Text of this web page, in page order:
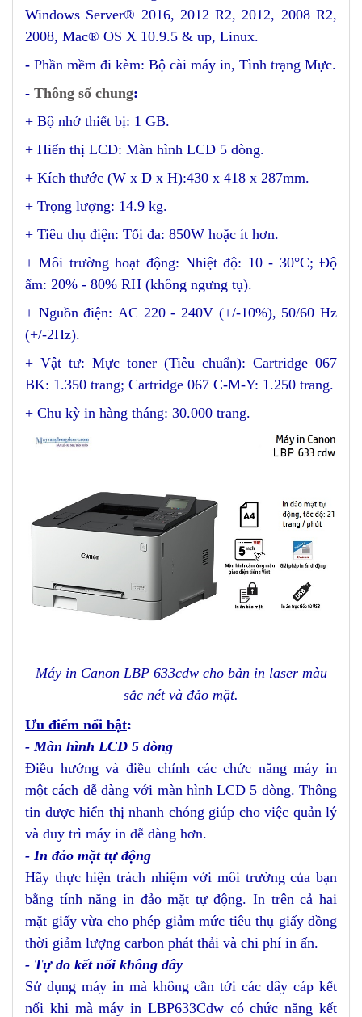
Windows Server® 2016, 2012 R2, 2012, 2008 R2,
2008, Mac® OS X 10.9.5 & up, Linux.
- Phần mềm đi kèm: Bộ cài máy in, Tình trạng Mực.
- Thông số chung:
+ Bộ nhớ thiết bị: 1 GB.
+ Hiển thị LCD: Màn hình LCD 5 dòng.
+ Kích thước (W x D x H):430 x 418 x 287mm.
+ Trọng lượng: 14.9 kg.
+ Tiêu thụ điện: Tối đa: 850W hoặc ít hơn.
+ Môi trường hoạt động: Nhiệt độ: 10 - 30°C; Độ
ẩm: 20% - 80% RH (không ngưng tụ).
+ Nguồn điện: AC 220 - 240V (+/-10%), 50/60 Hz
(+/-2Hz).
+ Vật tư: Mực toner (Tiêu chuẩn): Cartridge 067
BK: 1.350 trang; Cartridge 067 C-M-Y: 1.250 trang.
+ Chu kỳ in hàng tháng: 30.000 trang.
Máy in Canon LBP 633cdw cho bản in laser màu
sắc nét và đảo mặt.
Ưu điểm nổi bật:
- Màn hình LCD 5 dòng
Điều hướng và điều chỉnh các chức năng máy in
một cách dễ dàng với màn hình LCD 5 dòng. Thông
tin được hiển thị nhanh chóng giúp cho việc quản lý
và duy trì máy in dễ dàng hơn.
- In đảo mặt tự động
Hãy thực hiện trách nhiệm với môi trường của bạn
bằng tính năng in đảo mặt tự động. In trên cả hai
mặt giấy vừa cho phép giảm mức tiêu thụ giấy đồng
thời giảm lượng carbon phát thải và chi phí in ấn.
- Tự do kết nối không dây
Sử dụng máy in mà không cần tới các dây cáp kết
nối khi mà máy in LBP633Cdw có chức năng kết